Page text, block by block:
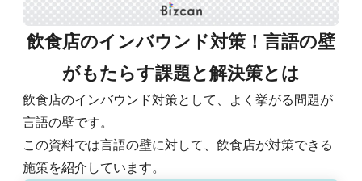
飲食店のインバウンド対策！言語の壁
がもたらす課題と解決策とは
飲食店のインバウンド対策として、よく挙がる問題が
言語の壁です。
この資料では言語の壁に対して、飲食店が対策できる
施策を紹介しています。